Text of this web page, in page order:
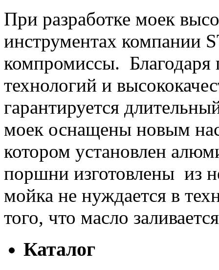
При разработке моек
инструментах компании
компромиссы.
технологий и
гарантируется
моек оснащены новым
котором установлен
поршни изготовлены из
мойка не нуждается в
того, что масло
Каталог